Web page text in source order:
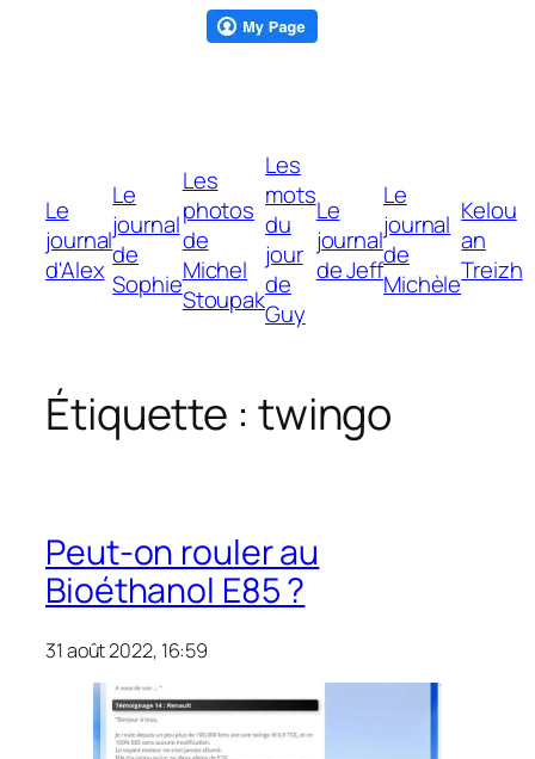
contenu
Le
journal
d'Alex
Le
journal
de
Sophie
Les
photos
de
Michel
Stoupak
Les
mots
du
jour
de
Guy
Le
journal
de Jeff
Le
journal
de
Michèle
Kelou
an
Treizh
Étiquette : twingo
Peut-on rouler au
Bioéthanol E85 ?
31 août 2022, 16:59